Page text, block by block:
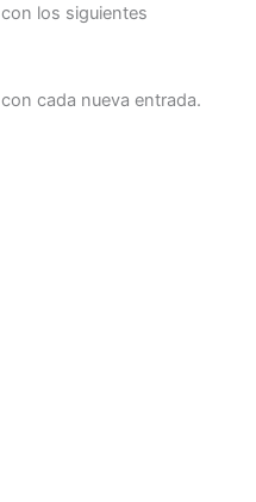
los siguientes
cada nueva entrada.